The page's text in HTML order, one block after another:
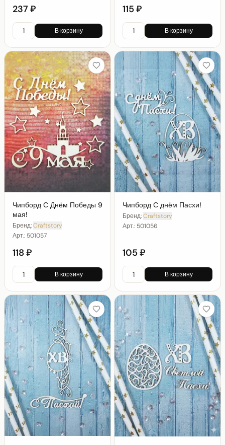
237 ₽
В корзину
115 ₽
В корзину
Чипборд С Днём Победы 9
мая!
Бренд:Craftstory
Арт.: 501057
118 ₽
В корзину
Чипборд С днём Пасхи!
Бренд:Craftstory
Арт.: 501056
105 ₽
В корзину